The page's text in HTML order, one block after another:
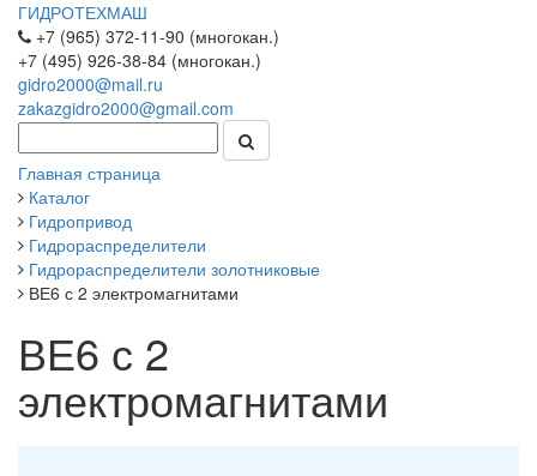
ГИДРОТЕХМАШ
+7 (965) 372-11-90 (многокан.)
+7 (495) 926-38-84 (многокан.)
gidro2000@mail.ru
zakazgidro2000@gmail.com
Главная страница
Каталог
Гидропривод
Гидрораспределители
Гидрораспределители золотниковые
ВЕ6 с 2 электромагнитами
ВЕ6 с 2
электромагнитами